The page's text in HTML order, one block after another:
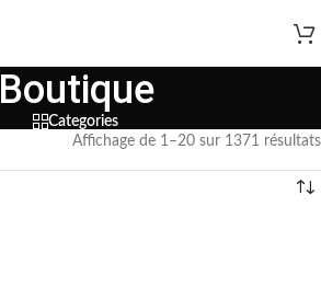
Boutique
Categories
Affichage de 1–20 sur 1371 résultats